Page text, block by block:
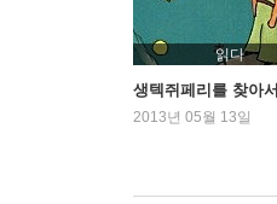
읽다
생텍쥐페리를 찾아서
2013년 05월 13일